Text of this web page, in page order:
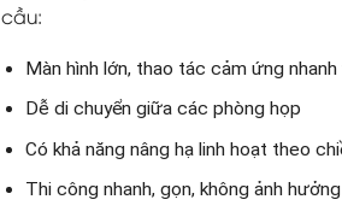
cầu:
Màn hình lớn, thao tác cảm ứng
Dễ di chuyển giữa các phòng họp
Có khả năng nâng hạ linh hoạt theo
Thi công nhanh, gọn, không ảnh